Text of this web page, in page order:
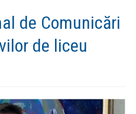
de Comunicări
de liceu